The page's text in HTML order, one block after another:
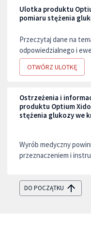
Ulotka produktu
pomiaru stężenia
Przeczytaj dane na
odpowiedzialnego i
OTWÓRZ ULOTKĘ
Ostrzeżenia i
produktu Optium
stężenia glukozy we
Wyrób medyczny
przeznaczeniem i
DO POCZĄTKU